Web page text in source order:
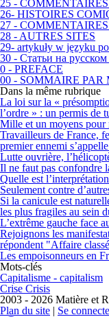
25 -
26- HISTOIRES
27 -
28 - AUTRES SITES
29- artykuły w języku
30 - Статьи на
0 - PREFACE
00 - SOMMAIRE PAR
Dans la même rubrique
La loi sur la «
l’ordre » : un permis de
Mille et un moyens pour
Travailleurs de France,
premier ennemi
Lutte ouvrière,
Il ne faut pas confondre
Quelle est
Seulement contre
Si la canicule est
les plus fragiles au sein
L’extrême gauche face
Rejoignons les
répondent "Affaire
Les empoisonneurs en
Mots-clés
Capitalisme - capitalism
Crise Crisis
2003 - 2026 Matière et
Plan du site | Se